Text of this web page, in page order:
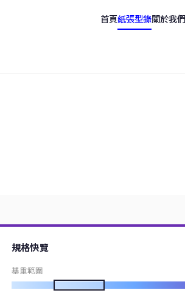
首頁紙張型錄關於我們
規格快覽
基重範圍